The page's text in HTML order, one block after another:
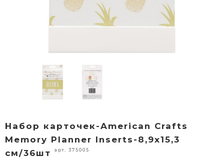
Набор карточек-American Crafts
Memory Planner Inserts-8,9х15,3
см/36шт
арт. 375005